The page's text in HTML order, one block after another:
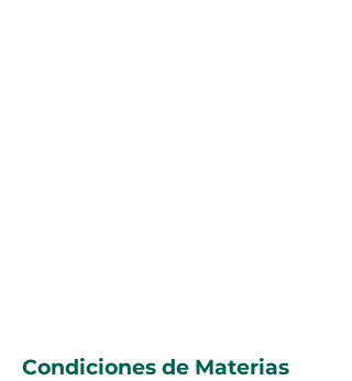
Condiciones de Materias